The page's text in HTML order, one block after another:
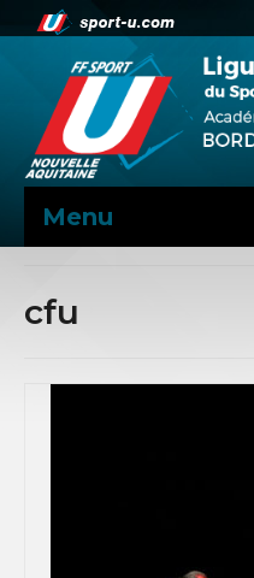
Menu
PRÉSENTATION
cfu